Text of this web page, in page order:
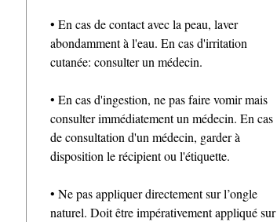
• En cas de contact avec la peau, laver
abondamment à l'eau. En cas d'irritation
cutanée: consulter un médecin.
• En cas d'ingestion, ne pas faire vomir mais
consulter immédiatement un médecin. En cas
de consultation d'un médecin, garder à
disposition le récipient ou l'étiquette.
• Ne pas appliquer directement sur l’ongle
naturel. Doit être impérativement appliqué sur